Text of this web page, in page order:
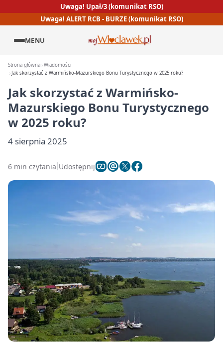
Uwaga! Upał/3 (komunikat RSO)
Uwaga! ALERT RCB - BURZE (komunikat RSO)
MENU
Strona główna Wiadomości
Jak skorzystać z Warmińsko-Mazurskiego Bonu Turystycznego w 2025 roku?
Jak skorzystać z Warmińsko-
Mazurskiego Bonu Turystycznego
w 2025 roku?
4 sierpnia 2025
6 min czytania Udostępnij